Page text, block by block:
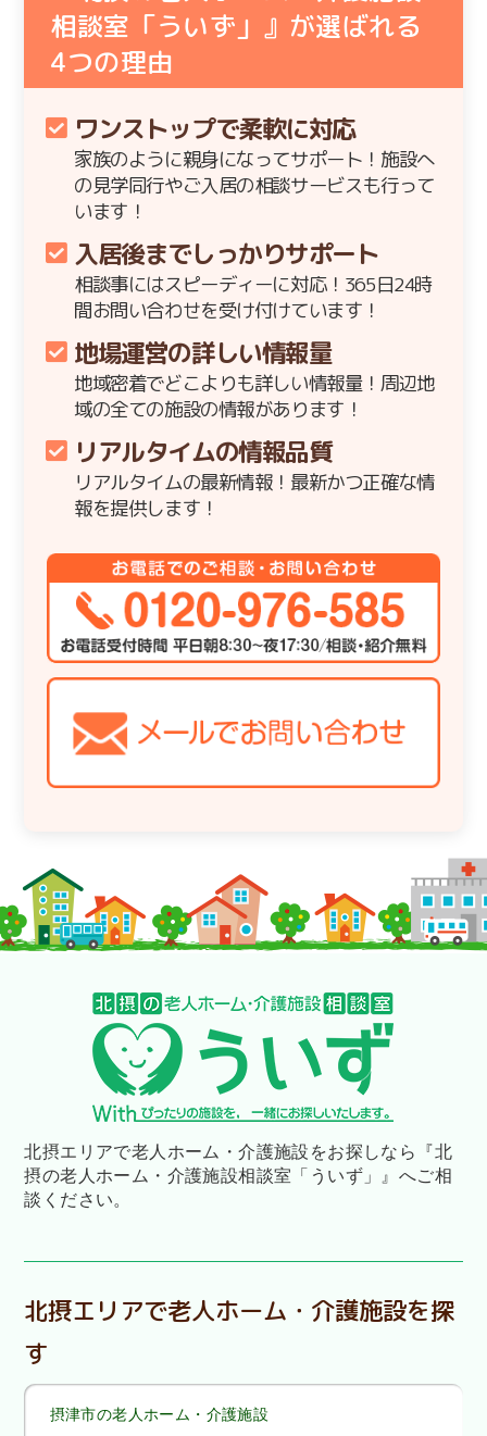
相談室「ういず」』が選ばれる
4つの理由
ワンストップで柔軟に対応
家族のように親身になってサポート！施設へ
の見学同行やご入居の相談サービスも行って
います！
入居後までしっかりサポート
相談事にはスピーディーに対応！365日24時
間お問い合わせを受け付けています！
地場運営の詳しい情報量
地域密着でどこよりも詳しい情報量！周辺地
域の全ての施設の情報があります！
リアルタイムの情報品質
リアルタイムの最新情報！最新かつ正確な情
報を提供します！
北摂エリアで老人ホーム・介護施設をお探しなら
『北
摂の老人ホーム・介護施設相談室「ういず」』へご相
談ください。
北摂エリアで老人ホーム・介護施設を探
す
摂津市の老人ホーム・介護施設